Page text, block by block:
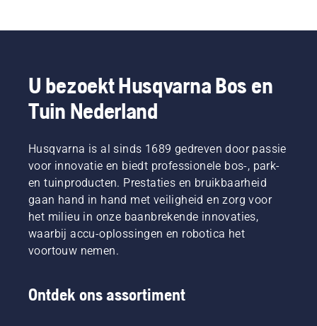
U bezoekt Husqvarna Bos en
Tuin Nederland
Husqvarna is al sinds 1689 gedreven door passie
voor innovatie en biedt professionele bos-, park-
en tuinproducten. Prestaties en bruikbaarheid
gaan hand in hand met veiligheid en zorg voor
het milieu in onze baanbrekende innovaties,
waarbij accu-oplossingen en robotica het
voortouw nemen.
Ontdek ons assortiment